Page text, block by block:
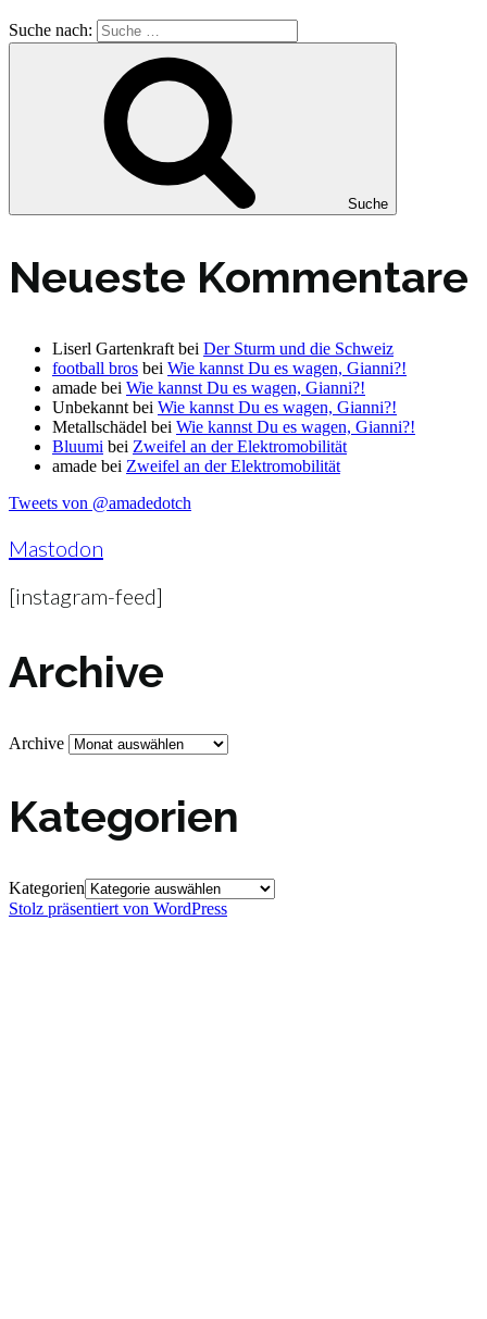
Suche nach:
Suche
Neueste Kommentare
Liserl Gartenkraftbei Der Sturm und die Schweiz
football bros bei Wie kannst Du es wagen, Gianni?!
amade bei Wie kannst Du es wagen, Gianni?!
Unbekanntbei Wie kannst Du es wagen, Gianni?!
Metallschädel bei Wie kannst Du es wagen, Gianni?!
Bluumi bei Zweifel an der Elektromobilität
amade bei Zweifel an der Elektromobilität
Tweets von @amadedotch
Mastodon
[instagram-feed]
Archive
Archive
Kategorien
Kategorien
Stolz präsentiert von WordPress